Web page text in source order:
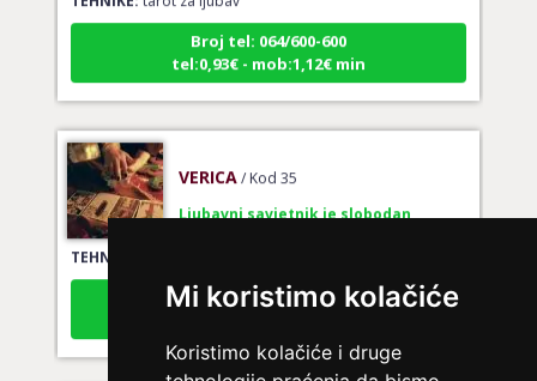
Mi koristimo kolačiće
Koristimo kolačiće i druge
Broj tel: 064/600-600
tel:0,93€ - mob:1,12€ min
TEHNIKE:
Broj tel: 064/600-600
tel:0,93€ - mob:1,12€ min